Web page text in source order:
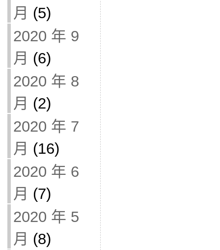
月 (5)
2020 年 9
月 (6)
2020 年 8
月 (2)
2020 年 7
月 (16)
2020 年 6
月 (7)
2020 年 5
月 (8)